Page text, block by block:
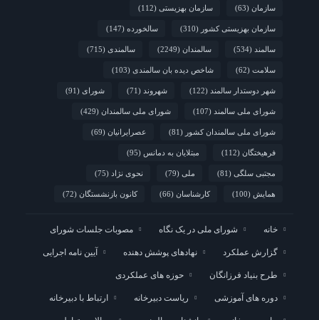
سازمان (63) سازمان بهزیستی (112)
سازمان بهزیستی کشور (310) سالخورده (147)
سالمند (534) سالمندان (2249) سالمندی (715)
سلامت (62) شاخص دیده بان سالمندی (103)
شهر دوستدار سالمند (122) شهروند (71) شورای (91)
شورای ملی سالمند (107) شورای ملی سالمندان (429)
شورای ملی سالمندان کشور (81) عصرایرانیان (69)
فرهیختگان (112) مبتلایان به دمانس (95)
مجتبی سلگی (81) ملی (79) نحوی نژاد (75)
همایش (100) کارشناسان (66) کانون بازنشستگان (72)
خانه شورای ملی در یک نگاه مصوبات جلسات شورای
گزارش عملکرد نهادهای پوشش دهنده آیین نامه اجرایی
طرح بنیاد فرزانگان حوزه های عملکردی
دوره های آموزشی ریاست دبیرخانه ارتباط با دبیرخانه